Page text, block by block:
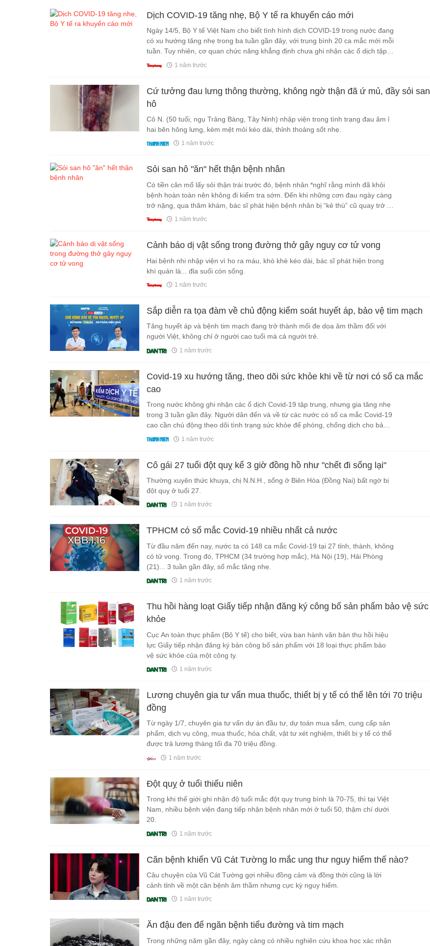
Dịch COVID-19 tăng nhẹ, Bộ Y tế ra khuyến cáo mới
Ngày 14/5, Bộ Y tế Việt Nam cho biết tình hình dịch COVID-19 trong nước đang
có xu hướng tăng nhẹ trong ba tuần gần đây, với trung bình 20 ca mắc mới mỗi
tuần. Tuy nhiên, cơ quan chức năng khẳng định chưa ghi nhận các ổ dịch tập
trung trên cả nước.
1 năm trước
Cứ tưởng đau lưng thông thường, không ngờ thận đã ứ mủ, đầy sỏi san
hô
Cô N. (50 tuổi, ngụ Trảng Bàng, Tây Ninh) nhập viện trong tình trạng đau âm ỉ
hai bên hông lưng, kèm mệt mỏi kéo dài, thỉnh thoảng sốt nhẹ.
1 năm trước
Sỏi san hô "ăn" hết thận bệnh nhân
Có tiền căn mổ lấy sỏi thận trái trước đó, bệnh nhân *nghĩ rằng mình đã khỏi
bệnh hoàn toàn nên không đi kiểm tra sớm. Đến khi những cơn đau ngày càng
trở nặng, qua thăm khám, bác sĩ phát hiện bệnh nhân bị “kẻ thù” cũ quay trở lại
với mức độ nguy hiểm hơn.
1 năm trước
Cảnh báo dị vật sống trong đường thở gây nguy cơ tử vong
Hai bệnh nhi nhập viện vì ho ra máu, khò khè kéo dài, bác sĩ phát hiện trong
khí quản là... đỉa suối còn sống.
1 năm trước
Sắp diễn ra tọa đàm về chủ động kiểm soát huyết áp, bảo vệ tim mạch
Tăng huyết áp và bệnh tim mạch đang trở thành mối đe dọa âm thầm đối với
người Việt, không chỉ ở người cao tuổi mà cả người trẻ.
1 năm trước
Covid-19 xu hướng tăng, theo dõi sức khỏe khi về từ nơi có số ca mắc
cao
Trong nước không ghi nhận các ổ dịch Covid-19 tập trung, nhưng gia tăng nhẹ
trong 3 tuần gần đây. Người dân đến và về từ các nước có số ca mắc Covid-19
cao cần chủ động theo dõi tình trạng sức khỏe để phòng, chống dịch cho bản
thân, gia đình và người tiếp xúc gần.
1 năm trước
Cô gái 27 tuổi đột quỵ kể 3 giờ đồng hồ như "chết đi sống lại"
Thường xuyên thức khuya, chị N.N.H., sống ở Biên Hòa (Đồng Nai) bất ngờ bị
đột quỵ ở tuổi 27.
1 năm trước
TPHCM có số mắc Covid-19 nhiều nhất cả nước
Từ đầu năm đến nay, nước ta có 148 ca mắc Covid-19 tại 27 tỉnh, thành, không
có tử vong. Trong đó, TPHCM (34 trường hợp mắc), Hà Nội (19), Hải Phòng
(21)... 3 tuần gần đây, số mắc tăng nhẹ.
1 năm trước
Thu hồi hàng loạt Giấy tiếp nhận đăng ký công bố sản phẩm bảo vệ sức
khỏe
Cục An toàn thực phẩm (Bộ Y tế) cho biết, vừa ban hành văn bản thu hồi hiệu
lực Giấy tiếp nhận đăng ký bản công bố sản phẩm với 18 loại thực phẩm bảo
vệ sức khỏe của một công ty.
1 năm trước
Lương chuyên gia tư vấn mua thuốc, thiết bị y tế có thể lên tới 70 triệu
đồng
Từ ngày 1/7, chuyên gia tư vấn dự án đầu tư, dự toán mua sắm, cung cấp sản
phẩm, dịch vụ công, mua thuốc, hóa chất, vật tư xét nghiệm, thiết bị y tế có thể
được trả lương tháng tối đa 70 triệu đồng.
1 năm trước
Đột quỵ ở tuổi thiếu niên
Trong khi thế giới ghi nhận độ tuổi mắc đột quỵ trung bình là 70-75, thì tại Việt
Nam, nhiều bệnh viện đang tiếp nhận bệnh nhân mới ở tuổi 50, thậm chí dưới
20.
1 năm trước
Căn bệnh khiến Vũ Cát Tường lo mắc ung thư nguy hiểm thế nào?
Câu chuyện của Vũ Cát Tường gợi nhiều đồng cảm và đồng thời cũng là lời
cảnh tỉnh về một căn bệnh âm thầm nhưng cực kỳ nguy hiểm.
1 năm trước
Ăn đậu đen để ngăn bệnh tiểu đường và tim mạch
Trong những năm gần đây, ngày càng có nhiều nghiên cứu khoa học xác nhận